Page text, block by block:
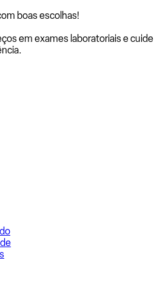
boas escolhas!
em exames laboratoriais e cuide